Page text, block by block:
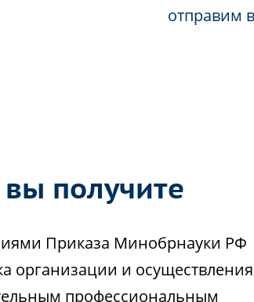
отправим
получите
Приказа Минобрнауки РФ
организации и осуществления
профессиональным